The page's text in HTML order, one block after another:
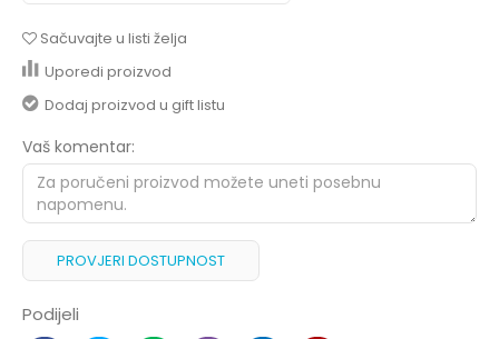
Sačuvajte u listi želja
Uporedi proizvod
Dodaj proizvod u gift listu
Vaš komentar:
PROVJERI DOSTUPNOST
Podijeli